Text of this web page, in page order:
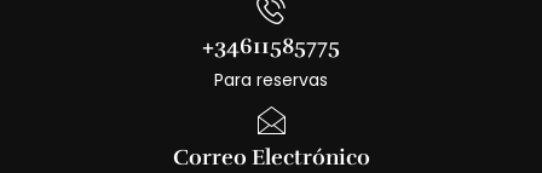
+34611585775
Para reservas
Correo Electrónico